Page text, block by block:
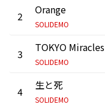
2 Orange
SOLIDEMO
3 TOKYO Miracles
SOLIDEMO
4 生と死
SOLIDEMO